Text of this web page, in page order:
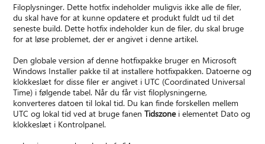
Filoplysninger. Dette hotfix indeholder muligvis ikke alle de filer,
du skal have for at kunne opdatere et produkt fuldt ud til det
seneste build. Dette hotfix indeholder kun de filer, du skal bruge
for at løse problemet, der er angivet i denne artikel.
Den globale version af denne hotfixpakke bruger en Microsoft
Windows Installer pakke til at installere hotfixpakken. Datoerne og
klokkeslæt for disse filer er angivet i UTC (Coordinated Universal
Time) i følgende tabel. Når du får vist filoplysningerne,
konverteres datoen til lokal tid. Du kan finde forskellen mellem
UTC og lokal tid ved at bruge fanenTidszonei elementet Dato og
klokkeslæt i Kontrolpanel.